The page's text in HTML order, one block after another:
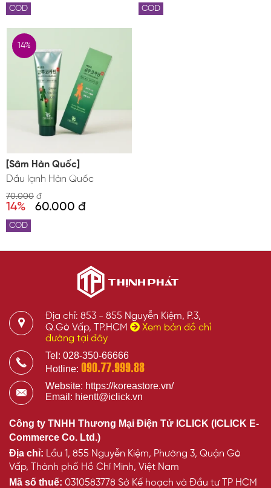
COD COD
[Sâm Hàn Quốc]
Dầu lạnh Hàn Quốc
70.000 đ
14% 60.000 đ
14%
COD
Địa chỉ: 853 - 855 Nguyễn Kiệm, P.3,
Q.Gò Vấp, TP.HCM
Xem bản đồ chỉ
đường tại đây
Tel: 028-350-66666
Hotline: 090.77.999.88
Website: https://koreastore.vn/
Email: hientt@iclick.vn
Công ty TNHH Thương Mại Điện Tử ICLICK (ICLICK E-
Commerce Co. Ltd.)
Địa chỉ: Lầu 1, 855 Nguyễn Kiệm, Phường 3, Quận Gò
Vấp, Thành phố Hồ Chí Minh, Việt Nam
Mã số thuế: 0310583778 Sở Kế hoạch và Đầu tư TP HCM